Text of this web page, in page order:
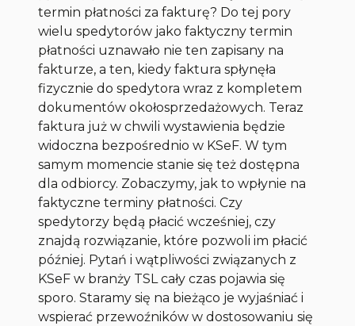
termin płatności za fakturę? Do tej pory
wielu spedytorów jako faktyczny termin
płatności uznawało nie ten zapisany na
fakturze, a ten, kiedy faktura spłynęła
fizycznie do spedytora wraz z kompletem
dokumentów okołosprzedażowych. Teraz
faktura już w chwili wystawienia będzie
widoczna bezpośrednio w KSeF. W tym
samym momencie stanie się też dostępna
dla odbiorcy. Zobaczymy, jak to wpłynie na
faktyczne terminy płatności. Czy
spedytorzy będą płacić wcześniej, czy
znajdą rozwiązanie, które pozwoli im płacić
później. Pytań i wątpliwości związanych z
KSeF w branży TSL cały czas pojawia się
sporo. Staramy się na bieżąco je wyjaśniać i
wspierać przewoźników w dostosowaniu się